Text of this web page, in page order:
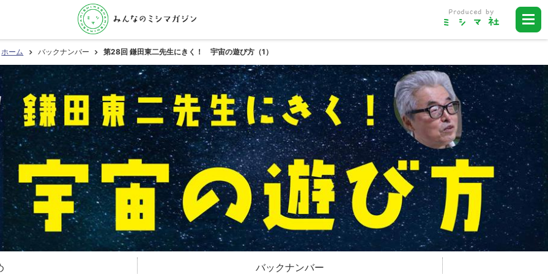
ホーム バックナンバー 第28回 鎌田東二先生にきく！ 宇宙の遊び方（1）
バックナンバー